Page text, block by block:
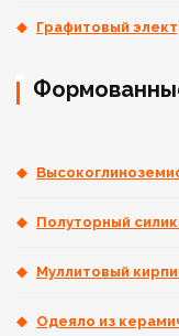
Графитовый
Полуторный
Муллитовый
Одеяло из